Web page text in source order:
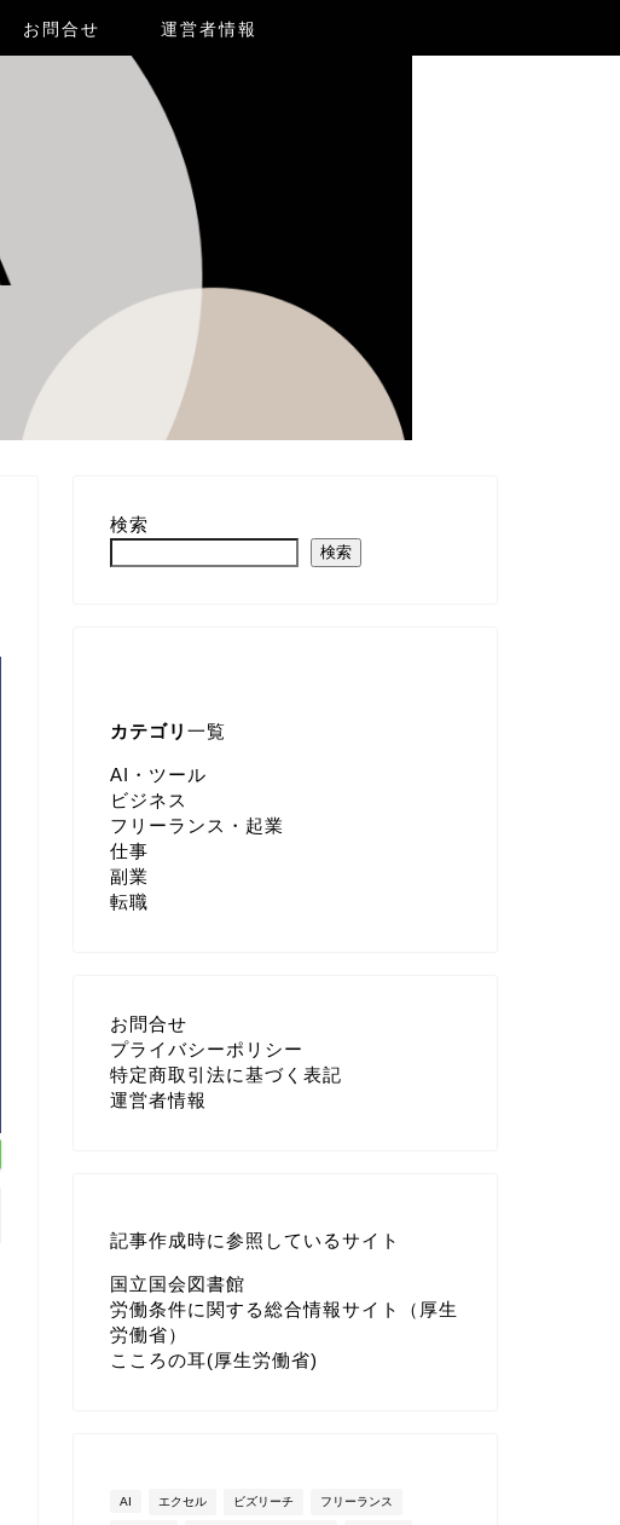
お問合せ 運営者情報
検索
検索
カテゴリ 一覧
AI・ツール
ビジネス
フリーランス・起業
仕事
副業
転職
お問合せ
プライバシーポリシー
特定商取引法に基づく表記
運営者情報
記事作成時に参照しているサイト
国立国会図書館
労働条件に関する総合情報サイト（厚生
労働省）
こころの耳(厚生労働省)
AI エクセル ビズリーチ フリーランス